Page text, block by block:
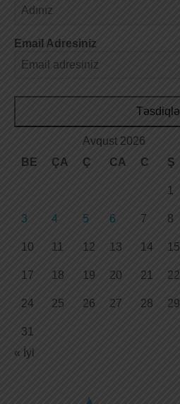
Email Adresiniz
Təsdiqlə
Avqust 2026
BE
ÇA Ç CA C Ş
1
3 4 5 6 7 8
10 11 12 13 14 15
17 18 19 20 21 22
24 25 26 27 28 29
31
« İyl